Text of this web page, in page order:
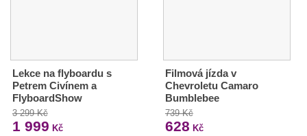
Lekce na flyboardu s
Petrem Civínem a
FlyboardShow
3 299 Kč
1 999 Kč
Filmová jízda v
Chevroletu Camaro
Bumblebee
739 Kč
628 Kč